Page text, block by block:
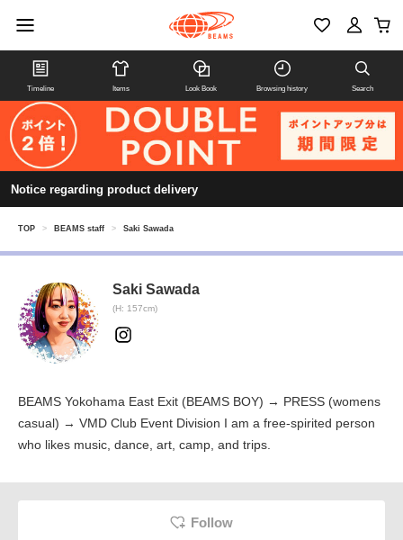
Timeline Items Look Book Browsing history Search
Notice regarding product delivery
TOP > BEAMS staff > Saki Sawada
Saki Sawada
(H: 157cm)
BEAMS Yokohama East Exit (BEAMS BOY) → PRESS (womens
casual) → VMD Club Event Division I am a free-spirited person
who likes music, dance, art, camp, and trips.
Follow